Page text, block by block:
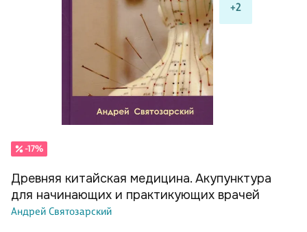
+2
-17%
Древняя китайская медицина. Акупунктура
для начинающих и практикующих врачей
Андрей Святозарский